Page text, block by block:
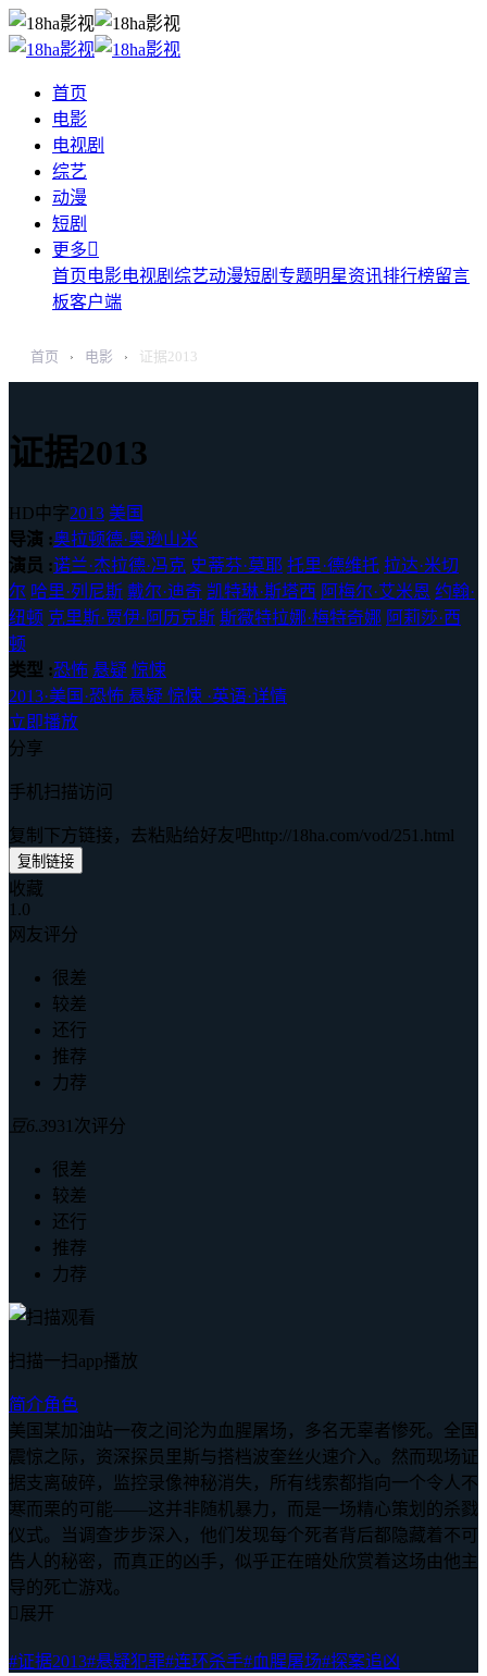
首页
电影
电视剧
综艺
动漫
短剧
更多
首页电影电视剧 综艺动漫短剧 专题明星资讯排行榜留言
板客户端
首页 › 电影 › 证据2013
证据2013
HD中字2013 美国
导演 :奥拉顿德·奥逊山米
演员 :诺兰·杰拉德·冯克 史蒂芬·莫耶 托里·德维托 拉达·米切
尔 哈里·列尼斯 戴尔·迪奇 凯特琳·斯塔西 阿梅尔·艾米恩 约翰·
纽顿 克里斯·贾伊·阿历克斯 斯薇特拉娜·梅特奇娜 阿莉莎·西
顿
类型 :恐怖 悬疑 惊悚
2013·美国 ·恐怖 悬疑 惊悚 ·英语·详情
立即播放
分享
手机扫描访问
复制下方链接，去粘贴给好友吧http://18ha.com/vod/251.html
复制链接
收藏
1.0
网友评分
很差
较差
还行
推荐
力荐
豆6.3931次评分
很差
较差
还行
推荐
力荐
扫描一扫app播放
简介角色
美国某加油站一夜之间沦为血腥屠场，多名无辜者惨死。全国
震惊之际，资深探员里斯与搭档波奎丝火速介入。然而现场证
据支离破碎，监控录像神秘消失，所有线索都指向一个令人不
寒而栗的可能——这并非随机暴力，而是一场精心策划的杀戮
仪式。当调查步步深入，他们发现每个死者背后都隐藏着不可
告人的秘密，而真正的凶手，似乎正在暗处欣赏着这场由他主
导的死亡游戏。
 展开
#证据2013#悬疑犯罪#连环杀手#血腥屠场#探案追凶